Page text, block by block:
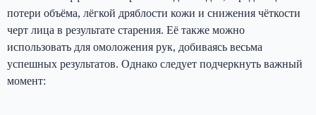
потери объёма, лёгкой дряблости кожи и снижения чёткости
черт лица в результате старения. Её также можно
использовать для омоложения рук, добиваясь весьма
успешных результатов. Однако следует подчеркнуть важный
момент: